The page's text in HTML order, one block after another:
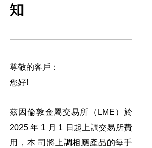
知
尊敬的客戶：
您好!
茲因倫敦金屬交易所（LME）於
2025 年 1 月 1 日起上調交易所費
用，本 司將上調相應產品的每手